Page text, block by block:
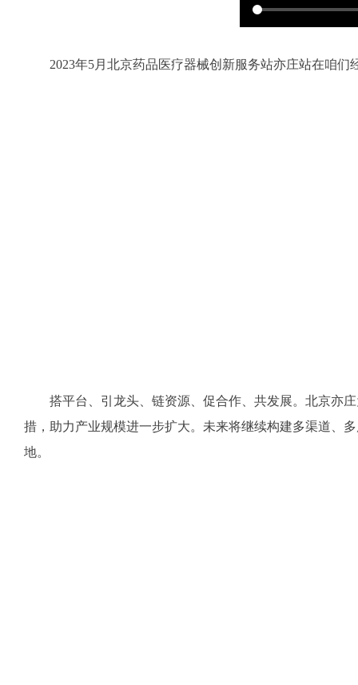
2023年5月北京药品医疗器械创新服务站亦庄站在咱
搭平台、引龙头、链资源、促合作、共发展。北京亦
措，助力产业规模进一步扩大。未来将继续构建多渠道、
地。